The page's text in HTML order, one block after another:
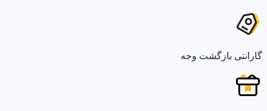
گارانتی بازگشت وجه